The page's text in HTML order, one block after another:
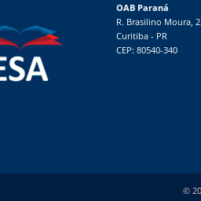
OAB Paraná
R. Brasilino Moura,
Curitiba - PR
CEP: 80540-340
©